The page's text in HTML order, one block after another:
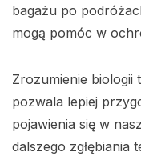
bagażu po
mogą pomóc w
Zrozumienie
pozwala lepiej
pojawienia się w
dalszego zgłębiania